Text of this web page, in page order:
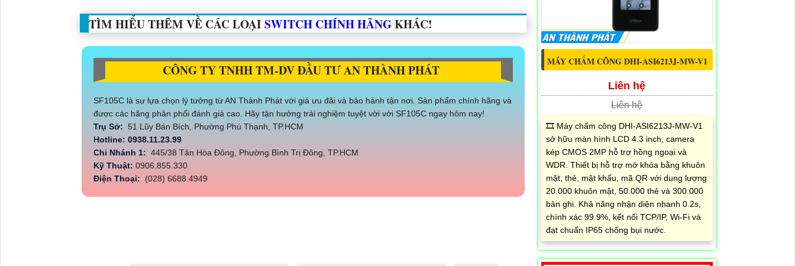
TÌM HIỂU THÊM VỀ CÁC LOẠISWITCH CHÍNH HÃNGKHÁC!
CÔNG TY TNHH TM-DV ĐẦU TƯ AN THÀNH PHÁT
SF105C là sự lựa chọn lý tưởng từ AN Thành Phát với giá ưu đãi và bảo hành tận nơi. Sản phẩm chính hãng và
được các hãng phân phối đánh giá cao. Hãy tận hưởng trải nghiệm tuyệt vời với SF105C ngay hôm nay!
Trụ Sở: 51 Lũy Bán Bích, Phường Phú Thạnh, TP.HCM
Hotline: 0938.11.23.99
Chi Nhánh 1: 445/38 Tân Hòa Đông, Phường Bình Trị Đông, TP.HCM
Kỹ Thuật: 0906.855.330
Điện Thoại: (028) 6688.4949
MÁY CHẤM CÔNG DHI-ASI6213J-MW-V1
Liên hệ
Liên hệ
🎞 Máy chấm công DHI-ASI6213J-MW-V1
sở hữu màn hình LCD 4.3 inch, camera
kép CMOS 2MP hỗ trợ hồng ngoại và
WDR. Thiết bị hỗ trợ mở khóa bằng khuôn
mặt, thẻ, mật khẩu, mã QR với dung lượng
20.000 khuôn mặt, 50.000 thẻ và 300.000
bản ghi. Khả năng nhận diện nhanh 0.2s,
chính xác 99.9%, kết nối TCP/IP, Wi-Fi và
đạt chuẩn IP65 chống bụi nước.